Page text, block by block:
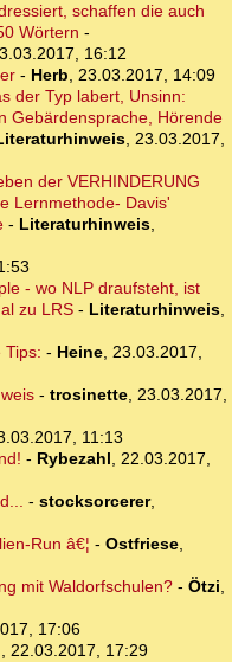
schaffen die auch
Wörtern -
16:12
- Herb, 23.03.2017, 14:09
der Typ labert, Unsinn:
Gebärdensprache, Hörende
, 23.03.2017,
der VERHINDERUNG
Lernmethode- Davis'
- Literaturhinweis,
- wo NLP draufsteht, ist
zu LRS - Literaturhinweis,
Tips: - Heine, 23.03.2017,
- trosinette, 23.03.2017,
11:13
- Rybezahl, 22.03.2017,
- stocksorcerer,
Run â€¦ - Ostfriese,
mit Waldorfschulen?- Ötzi,
17:06
, 22.03.2017, 17:29